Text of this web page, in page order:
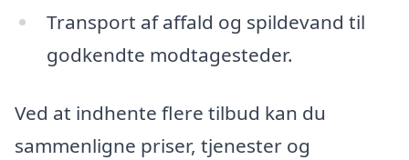
Transport af affald og spildevand til
godkendte modtagesteder.
Ved at indhente flere tilbud kan du
sammenligne priser, tjenester og